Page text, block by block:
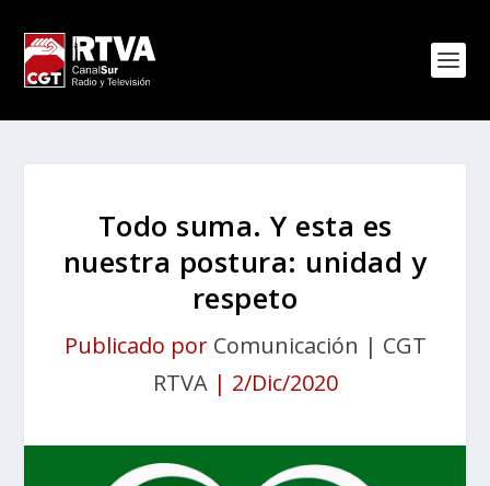
Todo suma. Y esta es
nuestra postura: unidad y
respeto
Publicado por Comunicación | CGT
RTVA| 2/Dic/2020